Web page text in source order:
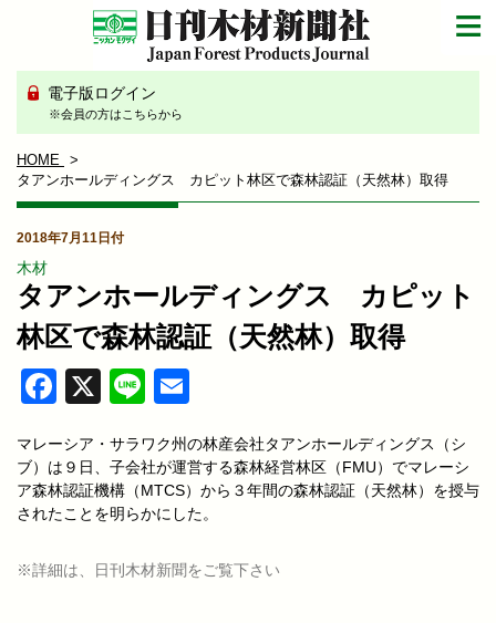
電子版ログイン
※会員の方はこちらから
HOME
タアンホールディングス カピット林区で森林認証（天然林）取得
2018年7月11日付
木材
タアンホールディングス カピット
林区で森林認証（天然林）取得
Facebook
X Line
マレーシア・サラワク州の林産会社タアンホールディングス（シ
ブ）は９日、子会社が運営する森林経営林区（FMU）でマレーシ
ア森林認証機構（MTCS）から３年間の森林認証（天然林）を授与
されたことを明らかにした。
※詳細は、日刊木材新聞をご覧下さい